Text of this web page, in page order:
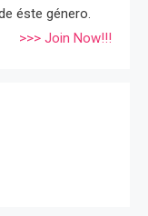
éste género.
>>> Join Now!!!